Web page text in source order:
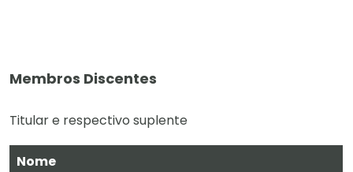
Membros Discentes
Titular e respectivo suplente
Nome